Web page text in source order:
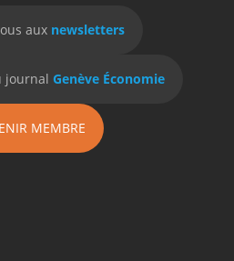
aux newsletters
journal Genève Économie
MEMBRE